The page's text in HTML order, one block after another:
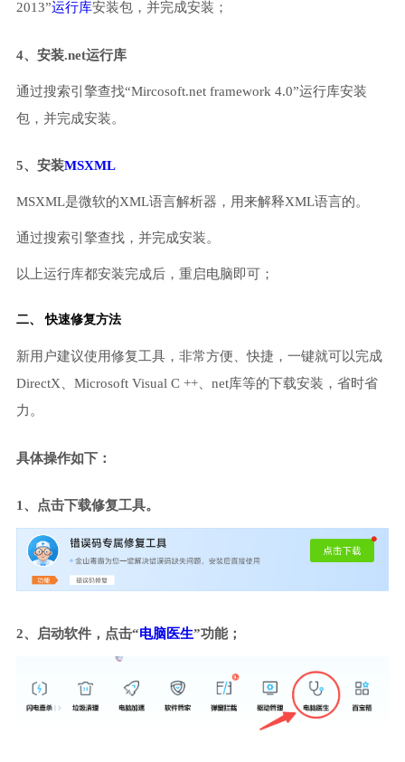
2013”运行库安装包，并完成安装；
4、安装.net运行库
通过搜索引擎查找“Mircosoft.net framework 4.0”运行库安装
包，并完成安装。
5、安装MSXML
MSXML是微软的XML语言解析器，用来解释XML语言的。
通过搜索引擎查找，并完成安装。
以上运行库都安装完成后，重启电脑即可；
二、 快速修复方法
新用户建议使用修复工具，非常方便、快捷，一键就可以完成
DirectX、Microsoft Visual C ++、net库等的下载安装，省时省
力。
具体操作如下：
1、点击下载修复工具。
2、启动软件，点击“电脑医生”功能；